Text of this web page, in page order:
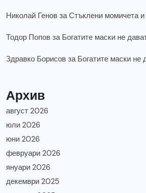
Николай Генов заСтъклени момичета
Тодор Попов за Богатите маски не
Здравко Борисов за Богатите маски не
Архив
август 2026
юли 2026
юни 2026
февруари 2026
януари 2026
декември 2025